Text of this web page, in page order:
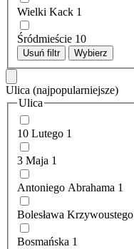
Wielki Kack 1
Śródmieście 10
Usuń filtr Wybierz
Ulica (najpopularniejsze)
Ulica
10 Lutego 1
3 Maja 1
Antoniego Abrahama 1
Bolesława Krzywoustego
Bosmańska 1